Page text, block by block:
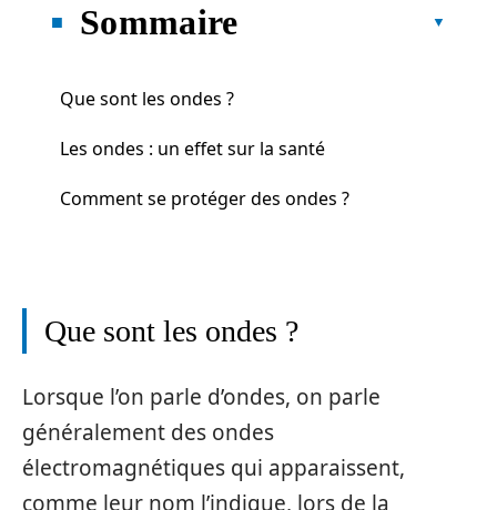
Sommaire
Que sont les ondes ?
Les ondes : un effet sur la santé
Comment se protéger des ondes ?
Que sont les ondes ?
Lorsque l’on parle d’ondes, on parle
généralement des ondes
électromagnétiques qui apparaissent,
comme leur nom l’indique, lors de la